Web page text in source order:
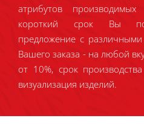
атрибутов производимых
короткий срок Вы
предложение с
Вашего заказа - на любой
от 10%, срок
визуализация изделий.